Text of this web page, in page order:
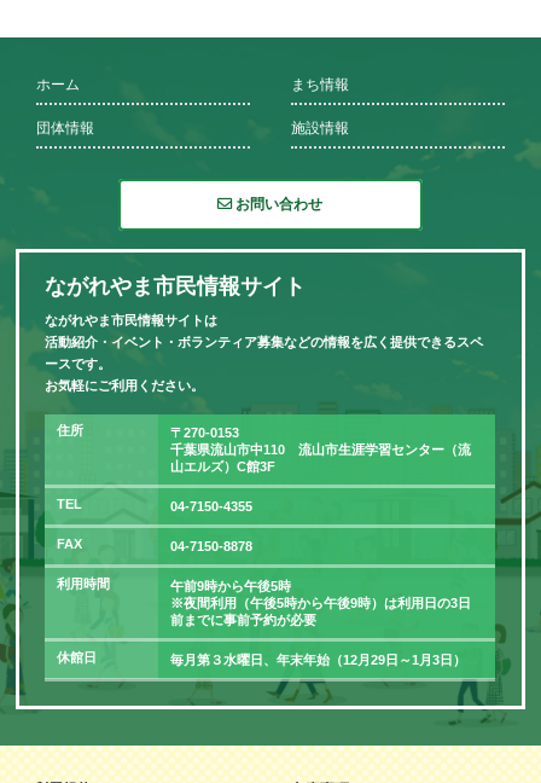
ホーム まち情報
団体情報 施設情報
お問い合わせ
ながれやま市民情報サイト
ながれやま市民情報サイトは
活動紹介・イベント・ボランティア募集などの情報を広く提供できるスペ
ースです。
お気軽にご利用ください。
住所
〒270-0153
千葉県流山市中110 流山市生涯学習センター（流
山エルズ）C館3F
TEL 04-7150-4355
FAX 04-7150-8878
利用時間
午前9時から午後5時
※夜間利用（午後5時から午後9時）は利用日の3日
前までに事前予約が必要
休館日 毎月第３水曜日、年末年始（12月29日～1月3日）